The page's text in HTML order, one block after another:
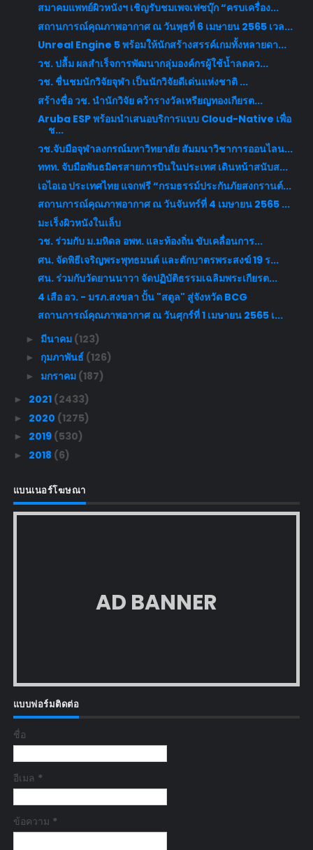
สมาคมแพทย์ผิวหนังฯ เชิญรับชมเพจเฟซบุ๊ก “ครบเครื่อง...
สถานการณ์คุณภาพอากาศ ณ วันพุธที่ 6 เมษายน 2565 เวล...
Unreal Engine 5 พร้อมให้นักสร้างสรรค์เกมทั้งหลายดา...
วช. ปลื้ม ผลสำเร็จการพัฒนากลุ่มองค์กรผู้ใช้น้ำลดคว...
วช. ชื่นชมนักวิจัยจุฬา เป็นนักวิจัยดีเด่นแห่งชาติ ...
สร้างชื่อ วช. นำนักวิจัย คว้ารางวัลเหรียญทองเกียรต...
Aruba ESP พร้อมนำเสนอบริการแบบ Cloud-Native เพื่อ
ช...
วช.จับมือจุฬาลงกรณ์มหาวิทยาลัย สัมมนาวิชาการออนไลน...
ททท. จับมือพันธมิตรสายการบินในประเทศ เดินหน้าสนับส...
เอไอเอ ประเทศไทย แจกฟรี “กรมธรรม์ประกันภัยสงกรานต์...
สถานการณ์คุณภาพอากาศ ณ วันจันทร์ที่ 4 เมษายน 2565 ...
มะเร็งผิวหนังในเล็บ
วช. ร่วมกับ ม.มหิดล อพท. และท้องถิ่น ขับเคลื่อนการ...
ศน. จัดพิธีเจริญพระพุทธมนต์ และตักบาตรพระสงฆ์ 19 ร...
ศน. ร่วมกับวัดยานนาวา จัดปฏิบัติธรรมเฉลิมพระเกียรต...
4 เสือ อว. - มรภ.สงขลา ปั้น "สตูล" สู่จังหวัด BCG
สถานการณ์คุณภาพอากาศ ณ วันศุกร์ที่ 1 เมษายน 2565 เ...
► มีนาคม (123)
► กุมภาพันธ์ (126)
► มกราคม (187)
► 2021 (2433)
► 2020 (1275)
► 2019 (530)
► 2018 (6)
แบนเนอร์โฆษณา
AD BANNER
แบบฟอร์มติดต่อ
ชื่อ
อีเมล *
ข้อความ *